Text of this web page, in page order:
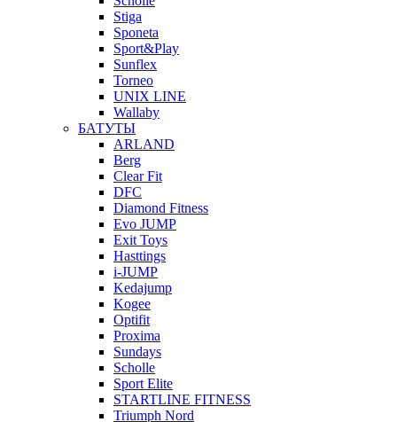
Stiga
Sponeta
Sport&Play
Sunflex
Torneo
UNIX LINE
Wallaby
БАТУТЫ
ARLAND
Berg
Clear Fit
DFC
Diamond Fitness
Evo JUMP
Exit Toys
Hasttings
i-JUMP
Kedajump
Kogee
Optifit
Proxima
Sundays
Scholle
Sport Elite
STARTLINE FITNESS
Triumph Nord